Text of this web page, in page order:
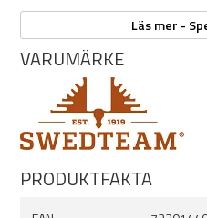
Läs mer -
VARUMÄRKE
PRODUKTFAKTA